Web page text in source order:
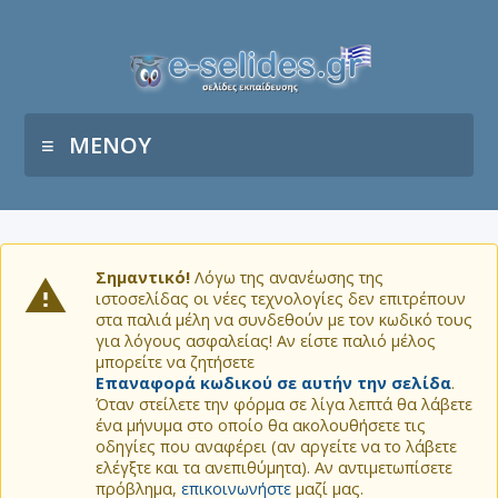
ΜΕΝΟΥ
Σημαντικό! Λόγω της ανανέωσης της
ιστοσελίδας οι νέες τεχνολογίες δεν επιτρέπουν
στα παλιά μέλη να συνδεθούν με τον κωδικό τους
για λόγους ασφαλείας! Αν είστε παλιό μέλος
μπορείτε να ζητήσετε
Επαναφορά κωδικού σε αυτήν την σελίδα.
Όταν στείλετε την φόρμα σε λίγα λεπτά θα λάβετε
ένα μήνυμα στο οποίο θα ακολουθήσετε τις
οδηγίες που αναφέρει (αν αργείτε να το λάβετε
ελέγξτε και τα ανεπιθύμητα). Αν αντιμετωπίσετε
πρόβλημα, επικοινωνήστε μαζί μας.